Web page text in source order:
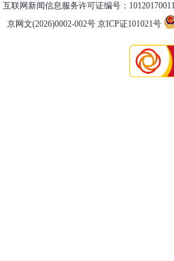
互联网新闻信息服务许可证编号：
京网文(2026)0002-002号 京ICP证101021号